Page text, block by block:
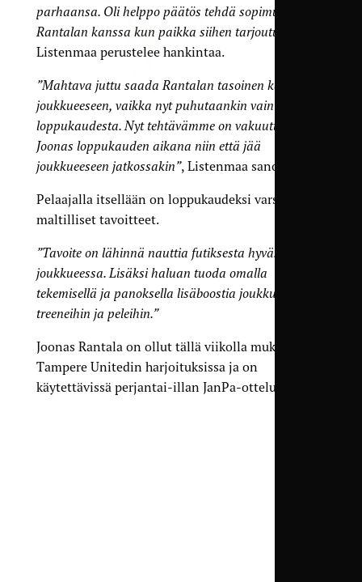
parhaansa. Oli helppo päätös tehdä sopimus
Rantalan kanssa kun paikka siihen tarjoutui”
Listenmaa perustelee hankintaa.
”Mahtava juttu saada Rantalan tasoinen kaveri
joukkueeseen, vaikka nyt puhutaankin vain
loppukaudesta. Nyt tehtävämme on vakuuttaa
Joonas loppukauden aikana niin että jää
joukkueeseen jatkossakin”, Listenmaa sanoo.
Pelaajalla itsellään on loppukaudeksi varsin
maltilliset tavoitteet.
”Tavoite on lähinnä nauttia futiksesta hyvässä
joukkueessa. Lisäksi haluan tuoda omalla
tekemisellä ja panoksella lisäboostia joukkueen
treeneihin ja peleihin.”
Joonas Rantala on ollut tällä viikolla mukana
Tampere Unitedin harjoituksissa ja on
käytettävissä perjantai-illan JanPa-ottelussa.